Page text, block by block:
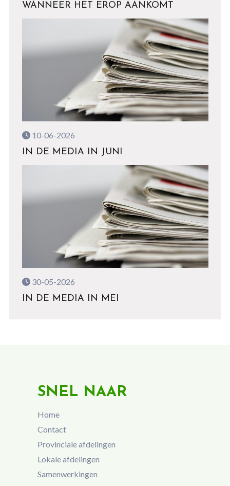
WANNEER HET EROP AANKOMT
10-06-2026
IN DE MEDIA IN JUNI
30-05-2026
IN DE MEDIA IN MEI
SNEL NAAR
Home
Contact
Provinciale afdelingen
Lokale afdelingen
Samenwerkingen